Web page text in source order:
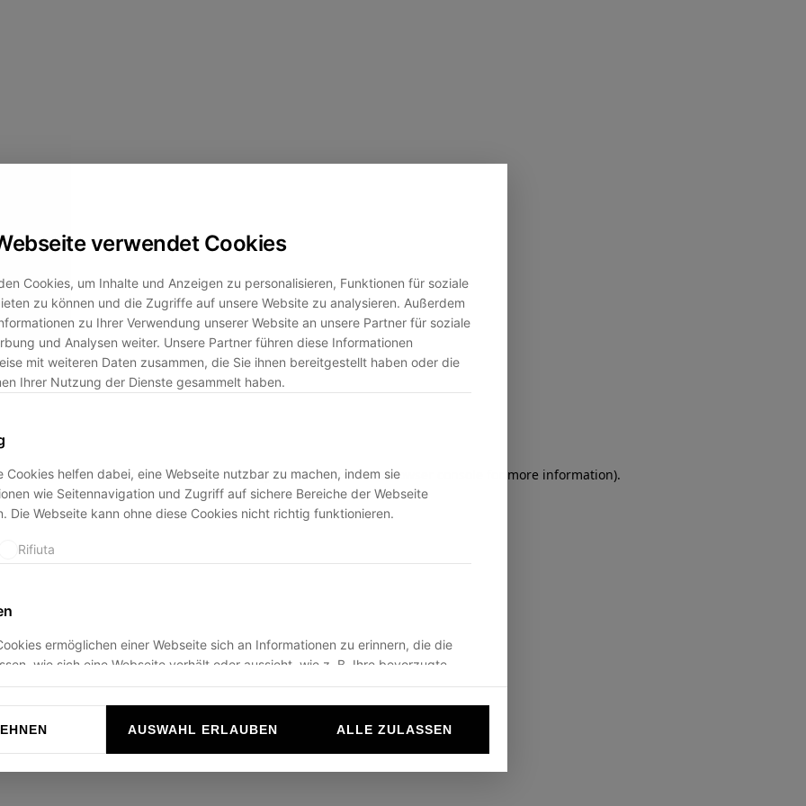
verwendet Cookies
Cookies, um Inhalte und Anzeigen zu personalisieren, Funktionen für soziale
zu können und die Zugriffe auf unsere Website zu analysieren. Außerdem
zu Ihrer Verwendung unserer Website an unsere Partner für soziale
und Analysen weiter. Unsere Partner führen diese Informationen
mit weiteren Daten zusammen, die Sie ihnen bereitgestellt haben oder die
Ihrer Nutzung der Dienste gesammelt haben.
Cookies helfen dabei, eine Webseite nutzbar zu machen, indem sie
wie Seitennavigation und Zugriff auf sichere Bereiche der Webseite
Die Webseite kann ohne diese Cookies nicht richtig funktionieren.
Rifiuta
ermöglichen einer Webseite sich an Informationen zu erinnern, die die
wie sich eine Webseite verhält oder aussieht, wie z. B. Ihre bevorzugte
die Region in der Sie sich befinden.
AUSWAHL ERLAUBEN ALLE ZULASSEN
has occurred while loadingducadisangiusto.com(see the browser console for more information).